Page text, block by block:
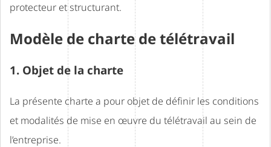
protecteur et structurant.
Modèle de charte de télétravail
1. Objet de la charte
La présente charte a pour objet de définir les conditions
et modalités de mise en œuvre du télétravail au sein de
l’entreprise.